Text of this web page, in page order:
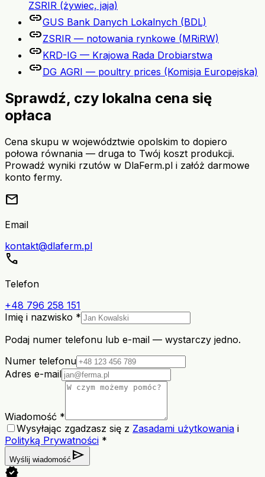
ZSRIR (żywiec, jaja)
linkGUS Bank Danych Lokalnych (BDL)
linkZSRIR — notowania rynkowe (MRiRW)
linkKRD-IG — Krajowa Rada Drobiarstwa
linkDG AGRI — poultry prices (Komisja Europejska)
Sprawdź, czy lokalna cena się
opłaca
Cena skupu w województwie opolskim to dopiero
połowa równania — druga to Twój koszt produkcji.
Prowadź wyniki rzutów w DlaFerm.pl i załóż darmowe
konto fermy.
mail
Email
kontakt@dlaferm.pl
call
Telefon
+48 796 258 151
Imię i nazwisko *
Podaj numer telefonu lub e-mail — wystarczy jedno.
Numer telefonu
Adres e-mail
Wiadomość *
Wysyłając zgadzasz się z Zasadami użytkowania i
Polityką Prywatności *
Wyślij wiadomość send
verified